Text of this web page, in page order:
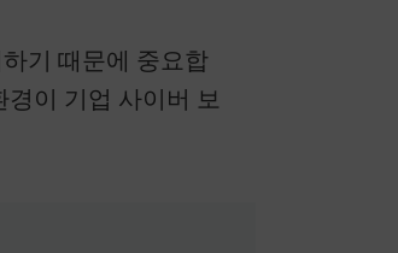
기 때문에 중요합
이 기업 사이버 보